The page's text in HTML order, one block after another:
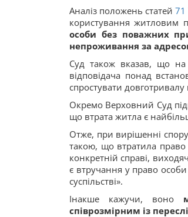
Аналіз положень статей 71
користування житловим
особи без поважних
непроживання за
Суд також вказав, що на
відповідача понад
спростувати
Окремо Верховний Суд
що втрата житла є
Отже, при вирішенні
такою, що втратила
конкретній справі,
є втручання у право
суспільстві».
Інакше кажучи, воно
співрозмірним із